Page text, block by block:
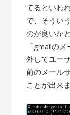
てるといわ
で、そうい
のが良いか
「gmailの
外してユー
前のメール
ことが出来ま